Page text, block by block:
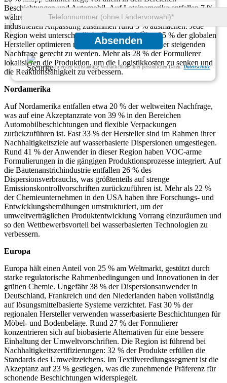
Absenden
Wir gewährleisten vollständige Vertraulichkeit Ihrer persönlichen Daten.Datenschutz
Beschichtungen und Automobil. Auf Lateinamerika entfallen 7 %,
während der Nahe Osten und Afrika aufgrund der langsameren
industriellen Anpassung zusammen rund 3 % ausmachen. Jede
Region weist unterschiedliche Trends auf: Über 35 % der globalen
Hersteller optimieren regionale Lieferketten, um der steigenden
Nachfrage gerecht zu werden. Mehr als 28 % der Formulierer
lokalisieren die Produktion, um die Logistikkosten zu senken und
die Reaktionsfähigkeit zu verbessern.
Nordamerika
Auf Nordamerika entfallen etwa 20 % der weltweiten Nachfrage,
was auf eine Akzeptanzrate von 39 % in den Bereichen
Automobilbeschichtungen und flexible Verpackungen
zurückzuführen ist. Fast 33 % der Hersteller sind im Rahmen ihrer
Nachhaltigkeitsziele auf wasserbasierte Dispersionen umgestiegen.
Rund 41 % der Anwender in dieser Region haben VOC-arme
Formulierungen in die gängigen Produktionsprozesse integriert. Auf
die Bautenanstrichindustrie entfallen 26 % des
Dispersionsverbrauchs, was größtenteils auf strenge
Emissionskontrollvorschriften zurückzuführen ist. Mehr als 22 %
der Chemieunternehmen in den USA haben ihre Forschungs- und
Entwicklungsbemühungen umstrukturiert, um der
umweltverträglichen Produktentwicklung Vorrang einzuräumen und
so den Wettbewerbsvorteil bei wasserbasierten Technologien zu
verbessern.
Europa
Europa hält einen Anteil von 25 % am Weltmarkt, gestützt durch
starke regulatorische Rahmenbedingungen und Innovationen in der
grünen Chemie. Ungefähr 38 % der Dispersionsanwender in
Deutschland, Frankreich und den Niederlanden haben vollständig
auf lösungsmittelbasierte Systeme verzichtet. Fast 30 % der
regionalen Hersteller verwenden wasserbasierte Beschichtungen für
Möbel- und Bodenbeläge. Rund 27 % der Formulierer
konzentrieren sich auf biobasierte Alternativen für eine bessere
Einhaltung der Umweltvorschriften. Die Region ist führend bei
Nachhaltigkeitszertifizierungen: 32 % der Produkte erfüllen die
Standards des Umweltzeichens. Im Textilveredlungssegment ist die
Akzeptanz auf 23 % gestiegen, was die zunehmende Präferenz für
schonende Beschichtungen widerspiegelt.